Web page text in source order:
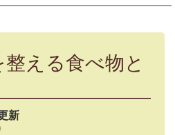
える食べ物と
新